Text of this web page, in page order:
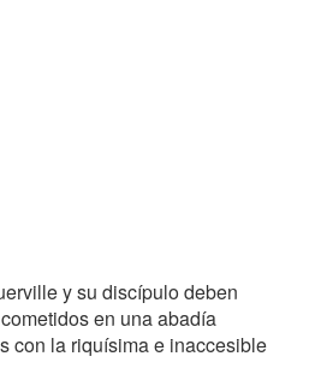
y su discípulo deben
en una abadía
con la riquísima e inaccesible